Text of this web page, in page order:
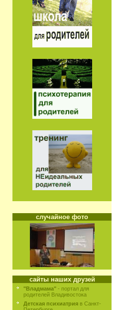
случайное фото
сайты наших друзей
"Владмама" - портал для
родителей Владивостока
Детская психиатрия в Санкт-